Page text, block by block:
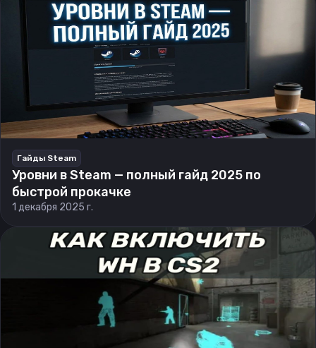
Гайды Steam
Уровни в Steam — полный гайд 2025 по
быстрой прокачке
1 декабря 2025 г.